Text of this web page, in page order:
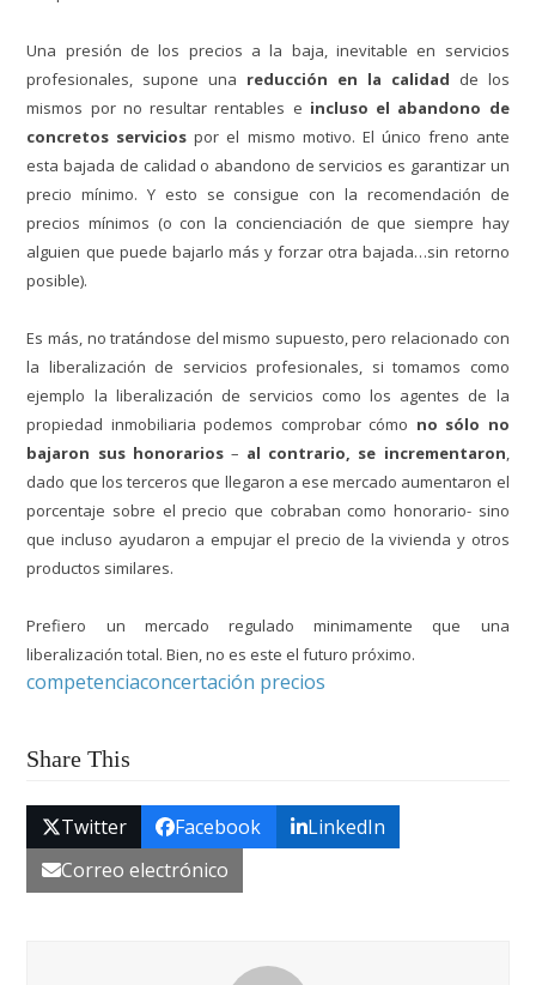
Una presión de los precios a la baja, inevitable en servicios
profesionales, supone una reducción en la calidad de los
mismos por no resultar rentables e incluso el abandono de
concretos servicios por el mismo motivo. El único freno ante
esta bajada de calidad o abandono de servicios es garantizar un
precio mínimo. Y esto se consigue con la recomendación de
precios mínimos (o con la concienciación de que siempre hay
alguien que puede bajarlo más y forzar otra bajada…sin retorno
posible).
Es más, no tratándose del mismo supuesto, pero relacionado con
la liberalización de servicios profesionales, si tomamos como
ejemplo la liberalización de servicios como los agentes de la
propiedad inmobiliaria podemos comprobar cómo no sólo no
bajaron sus honorarios– al contrario, se incrementaron,
dado que los terceros que llegaron a ese mercado aumentaron el
porcentaje sobre el precio que cobraban como honorario- sino
que incluso ayudaron a empujar el precio de la vivienda y otros
productos similares.
Prefiero un mercado regulado minimamente que una
liberalización total. Bien, no es este el futuro próximo.
competenciaconcertación precios
Share This
Twitter Facebook
LinkedIn
Correo electrónico